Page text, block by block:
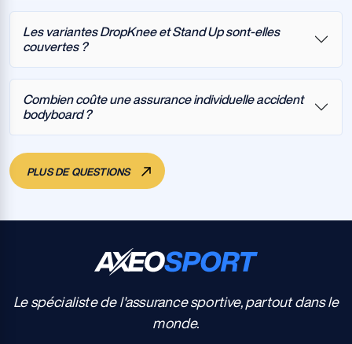
Les variantes DropKnee et Stand Up sont-elles
couvertes ?
Combien coûte une assurance individuelle accident
bodyboard ?
PLUS DE QUESTIONS
Le spécialiste de l'assurance sportive, partout dans le
monde.